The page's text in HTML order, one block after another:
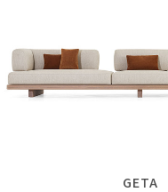
GETA